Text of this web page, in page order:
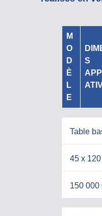
M
O
D
È
L
E
S
Table
45 x
150 000